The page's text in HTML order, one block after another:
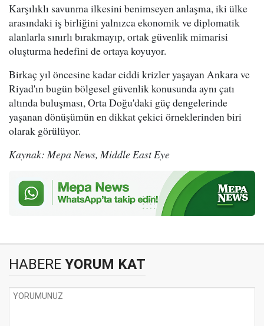
Karşılıklı savunma ilkesini benimseyen anlaşma, iki ülke
arasındaki iş birliğini yalnızca ekonomik ve diplomatik
alanlarla sınırlı bırakmayıp, ortak güvenlik mimarisi
oluşturma hedefini de ortaya koyuyor.
Birkaç yıl öncesine kadar ciddi krizler yaşayan Ankara ve
Riyad'ın bugün bölgesel güvenlik konusunda aynı çatı
altında buluşması, Orta Doğu'daki güç dengelerinde
yaşanan dönüşümün en dikkat çekici örneklerinden biri
olarak görülüyor.
Kaynak: Mepa News, Middle East Eye
HABERE YORUM KAT